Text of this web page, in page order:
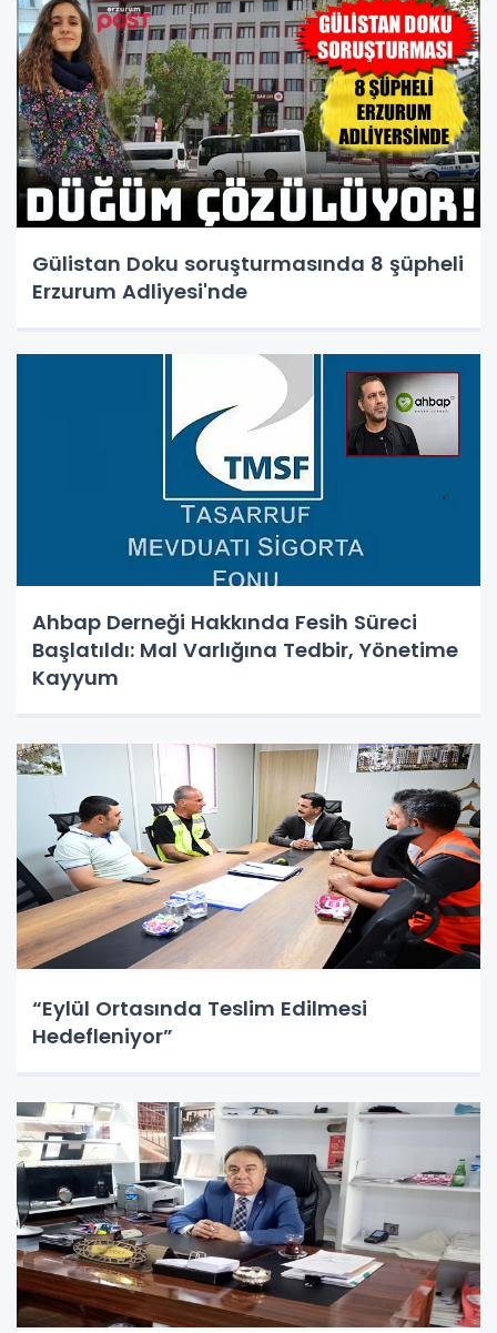
Gülistan Doku soruşturmasında 8 şüpheli
Erzurum Adliyesi'nde
Ahbap Derneği Hakkında Fesih Süreci
Başlatıldı: Mal Varlığına Tedbir, Yönetime
Kayyum
“Eylül Ortasında Teslim Edilmesi
Hedefleniyor”